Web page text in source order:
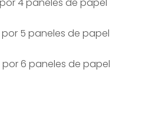
5 paneles de papel
6 paneles de papel